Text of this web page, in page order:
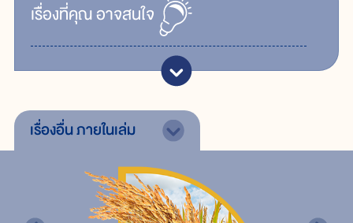
เรื่ิองที่คุณอาจสนใจ
เรื่องอื่นภายในเล่ม